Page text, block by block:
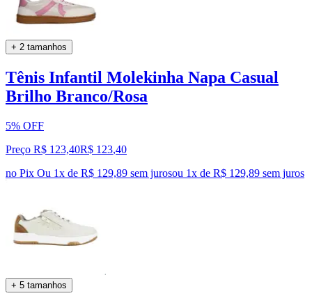
+ 2 tamanhos
Tênis Infantil Molekinha Napa Casual
Brilho Branco/Rosa
5% OFF
Preço R$ 123,40R$ 123,40
no Pix Ou 1x de R$ 129,89 sem jurosou 1x de R$ 129,89 sem juros
+ 5 tamanhos